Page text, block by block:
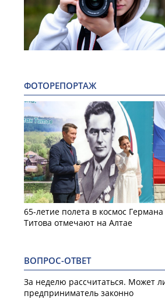
ФОТОРЕПОРТАЖ
65-летие полета в космос Германа
Титова отмечают на Алтае
ВОПРОС-ОТВЕТ
За неделю рассчитаться. Может
предприниматель законно